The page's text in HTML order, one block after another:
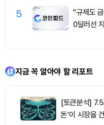
5
“규제도
0달러선
지금 꼭 알아야 할 리포트
[토큰분석]
돈’이 시장을